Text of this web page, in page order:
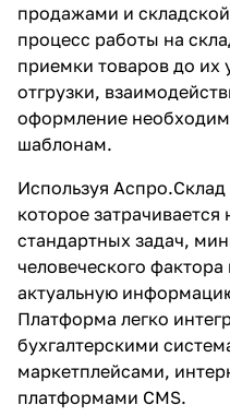
продажами и
процесс работы на
приемки товаров до их
отгрузки,
оформление
шаблонам.
Используя
которое
стандартных задач,
человеческого фактора
актуальную
Платформа легко
бухгалтерскими
маркетплейсами,
платформами CMS.